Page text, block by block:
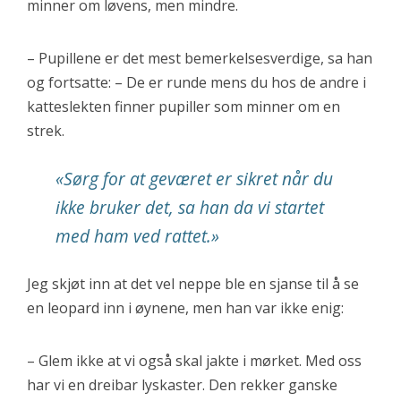
minner om løvens, men mindre.
– Pupillene er det mest bemerkelsesverdige, sa han
og fortsatte: – De er runde mens du hos de andre i
katteslekten finner pupiller som minner om en
strek.
«Sørg for at geværet er sikret når du
ikke bruker det, sa han da vi startet
med ham ved rattet.»
Jeg skjøt inn at det vel neppe ble en sjanse til å se
en leopard inn i øynene, men han var ikke enig:
– Glem ikke at vi også skal jakte i mørket. Med oss
har vi en dreibar lyskaster. Den rekker ganske